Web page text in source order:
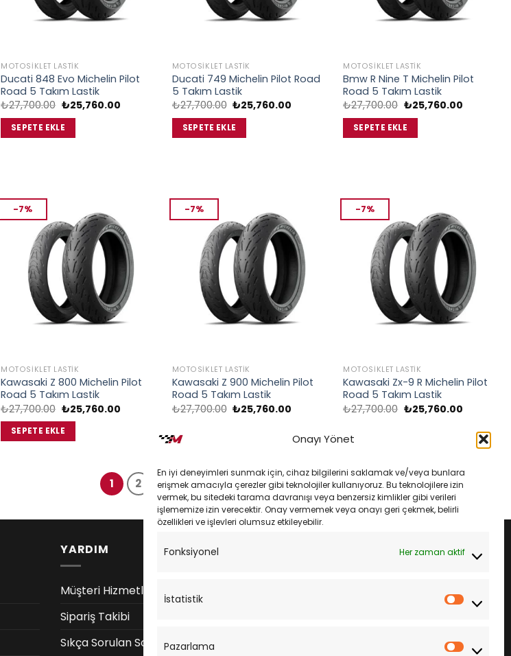
Onayı Yönet
En iyi deneyimleri sunmak için, cihaz bilgilerini saklamak ve/veya bunlara
erişmek amacıyla çerezler gibi teknolojiler kullanıyoruz. Bu teknolojilere izin
vermek, bu sitedeki tarama davranışı veya benzersiz kimlikler gibi verileri
işlememize izin verecektir. Onay vermemek veya onayı geri çekmek, belirli
özellikleri ve işlevleri olumsuz etkileyebilir.
Fonksiyonel Her zaman aktif
İstatistik İstatistik
Pazarlama
MOTOSIKLET LASTIK
Ducati 848 Evo Michelin Pilot
Road 5 Takım Lastik
₺27,700.00 Orijinal
fiyat:
₺27,700.00.
₺25,760.00Şu
SEPETE EKLE
MOTOSIKLET LASTIK
Ducati 749 Michelin Pilot Road
5 Takım Lastik
₺27,700.00 Orijinal
fiyat:
₺27,700.00.
₺25,760.00
SEPETE EKLE
MOTOSIKLET LASTIK
Bmw R Nine T Michelin Pilot
Road 5 Takım Lastik
₺27,700.00 Orijinal
fiyat:
₺27,700.00.
₺25,760.00Şu
SEPETE EKLE
-7%
MOTOSIKLET LASTIK
Kawasaki Z 800 Michelin Pilot
Road 5 Takım Lastik
₺27,700.00 Orijinal
fiyat:
₺27,700.00.
₺25,760.00Şu
₺25,760.00.
SEPETE EKLE
-7%
MOTOSIKLET LASTIK
Kawasaki Z 900 Michelin Pilot
Road 5 Takım Lastik
₺27,700.00 Orijinal
fiyat:
₺25,760.00
₺25,760.00.
-7%
MOTOSIKLET LASTIK
Kawasaki Zx-9 R Michelin Pilot
Road 5 Takım Lastik
₺27,700.00 Orijinal
fiyat:
₺25,760.00Şu
1 2 3 4
YARDIM
Müşteri Hizmetleri
Sipariş Takibi
Sıkça Sorulan Sorular